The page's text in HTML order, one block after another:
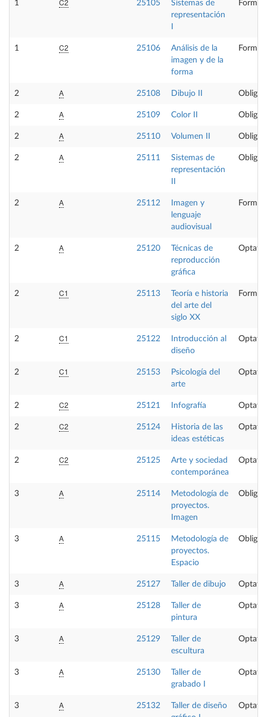
1 C2 25105
Sistemas de
representación
1 C2 25106
Análisis de la
imagen y de la
forma
2 A 25108 Dibujo II
2 A 25109 Color II
2 A 25110 Volumen II
2 A 25111
Sistemas de
representación
2 A 25112
Imagen y
lenguaje
audiovisual
2 A 25120
Técnicas de
reproducción
gráfica
2 C1 25113
Teoría e historia
del arte del
siglo XX
2 C1 25122
Introducción al
diseño
2 C1 25153
Psicología del
arte
2 C2 25121 Infografía
2 C2 25124
Historia de las
ideas estéticas
2 C2 25125
Arte y sociedad
contemporánea
3 A 25114
Metodología de
proyectos.
Imagen
3 A 25115
Metodología de
proyectos.
Espacio
3 A 25127 Taller de dibujo
3 A 25128
Taller de
pintura
3 A 25129
Taller de
escultura
3 A 25130
Taller de
grabado I
3 A 25132
Taller de diseño